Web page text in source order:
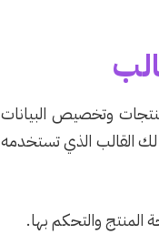
وتخصيص البيانات
القالب الذي تستخدمه
والتحكم بها.